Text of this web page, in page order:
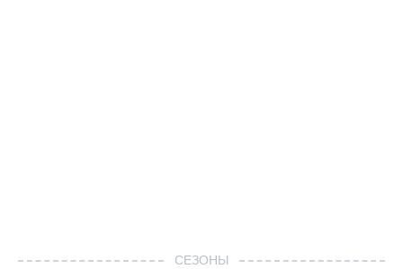
СЕЗОНЫ